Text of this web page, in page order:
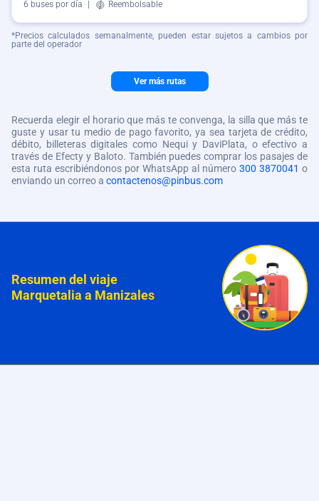
6 buses por día Reembolsable
*Precios calculados semanalmente, pueden estar sujetos a cambios por
parte del operador
Ver más rutas
Recuerda elegir el horario que más te convenga, la silla que más te
guste y usar tu medio de pago favorito, ya sea tarjeta de crédito,
débito, billeteras digitales como Nequi y DaviPlata, o efectivo a
través de Efecty y Baloto. También puedes comprar los pasajes de
esta ruta escribiéndonos por WhatsApp al número 300 3870041 o
enviando un correo a contactenos@pinbus.com
Resumen del viaje
Marquetalia a Manizales